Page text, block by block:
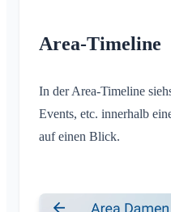
Area-Timeline
In der Area-Timeline
Events, etc. innerhalb
auf einen Blick.